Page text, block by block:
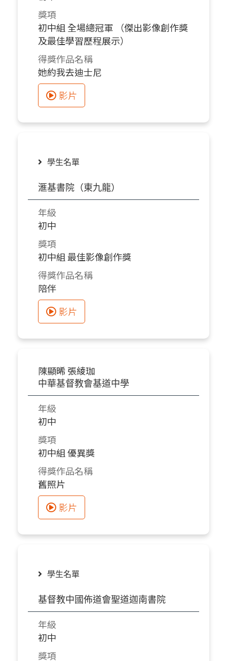
獎項
初中組 全場總冠軍 （傑出影像創作獎
及最佳學習歷程展示）
得獎作品名稱
她約我去迪士尼
影片
學生名單
滙基書院（東九龍）
年級
初中
獎項
初中組 最佳影像創作獎
得獎作品名稱
陪伴
影片
陳顯晞 張綾珈
中華基督教會基道中學
年級
初中
獎項
初中組 優異獎
得獎作品名稱
舊照片
影片
學生名單
基督教中國佈道會聖道迦南書院
年級
初中
獎項